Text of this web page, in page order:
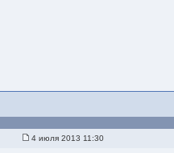
4 июля 2013 11:30